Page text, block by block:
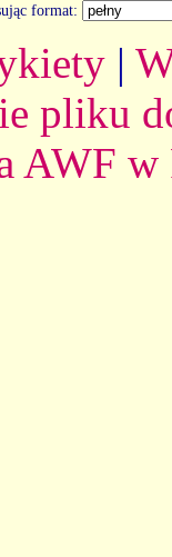
format:
|
pliku
AWF w